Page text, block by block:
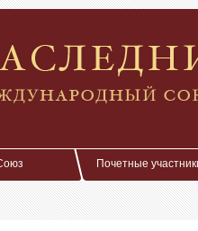
Почетные